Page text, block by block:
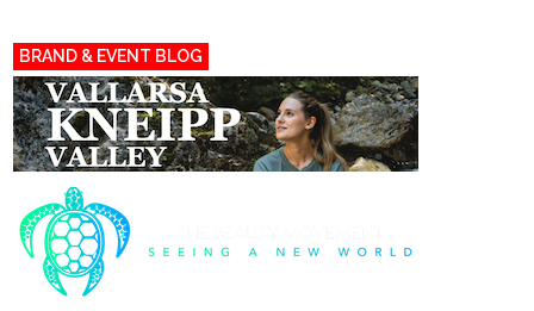
BRAND & EVENT BLOG